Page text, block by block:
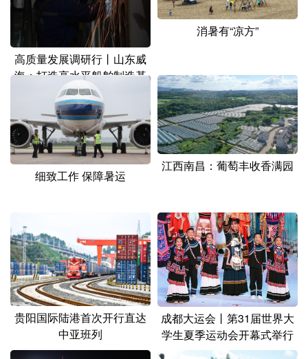
甘肃 青海 宁夏
新疆 内蒙古
多语种频道
English Español Français عربى
Русский язык 日本語 한국어
Deutsch Português
高质量发展调研行丨山东威
海：打造高水平船舶制造基
地
消暑有“凉方”
细致工作 保障暑运
江西南昌：葡萄丰收香满园
贵阳国际陆港首次开行直达
中亚班列
成都大运会丨第31届世界大
学生夏季运动会开幕式举行